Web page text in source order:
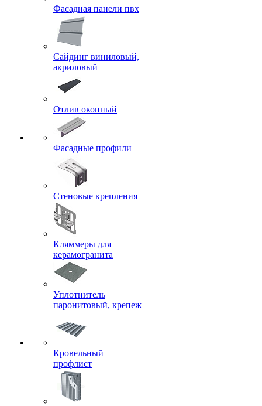
Фасадная панели пвх
Сайдинг виниловый,
акриловый
Отлив оконный
Фасадные профили
Стеновые крепления
Кляммеры для
керамогранита
Уплотнитель
паронитовый, крепеж
Кровельный
профлист